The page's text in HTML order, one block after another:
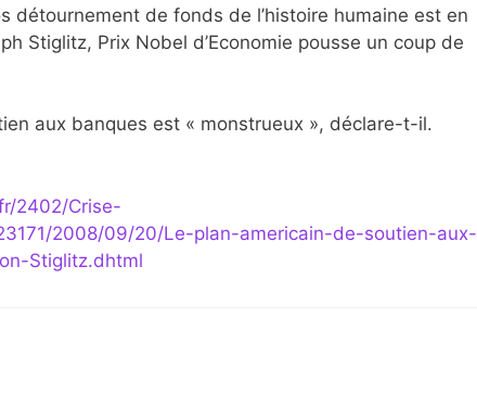
détournement de fonds de l’histoire humaine est en
Stiglitz, Prix Nobel d’Economie pousse un coup de
aux banques est « monstrueux », déclare-t-il.
2402/Crise-
2008/09/20/Le-plan-americain-de-soutien-aux-
Stiglitz.dhtml